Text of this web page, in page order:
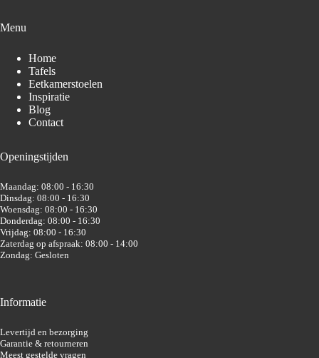
Menu
Home
Tafels
Eetkamerstoelen
Inspiratie
Blog
Contact
Openingstijden
Maandag: 08:00 - 16:30
Dinsdag: 08:00 - 16:30
Woensdag: 08:00 - 16:30
Donderdag: 08:00 - 16:30
Vrijdag: 08:00 - 16:30
Zaterdag op afspraak: 08:00 - 14:00
Zondag: Gesloten
Informatie
Levertijd en bezorging
Garantie & retourneren
Meest gestelde vragen